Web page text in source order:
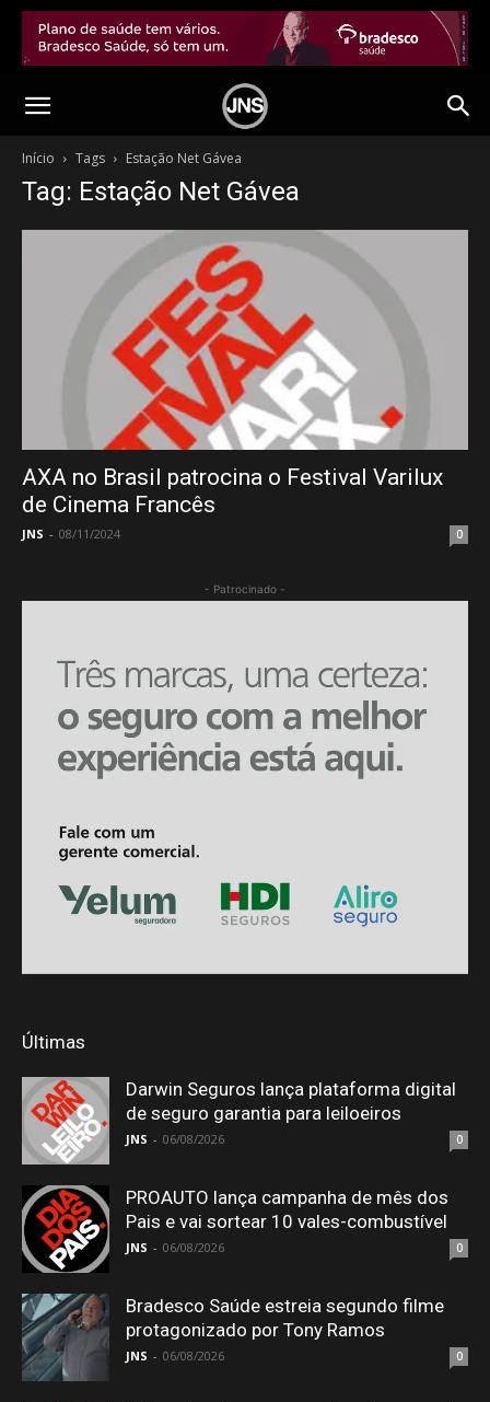
Início Tags Estação Net Gávea
Tag: Estação Net Gávea
AXA no Brasil patrocina o Festival Varilux
de Cinema Francês
JNS - 08/11/2024 0
- Patrocinado -
Últimas
Darwin Seguros lança plataforma digital
de seguro garantia para leiloeiros
JNS - 06/08/2026 0
PROAUTO lança campanha de mês dos
Pais e vai sortear 10 vales-combustível
JNS - 06/08/2026 0
Bradesco Saúde estreia segundo filme
protagonizado por Tony Ramos
JNS - 06/08/2026 0